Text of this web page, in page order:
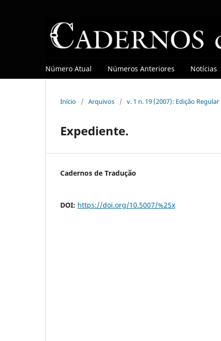
Número Atual Números Anteriores Notícias
Início / Arquivos / v. 1 n. 19 (2007): Edição Regular
Expediente.
Cadernos de Tradução
DOI: https://doi.org/10.5007/%25x